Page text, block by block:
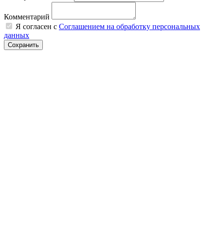
Комментарий
Я согласен с Соглашением на обработку персональных
данных